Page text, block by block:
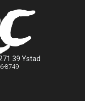
39 Ystad
8749